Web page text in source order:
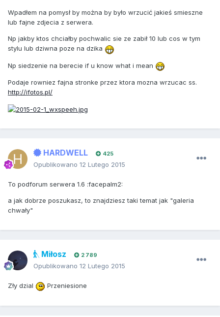
Wpadłem na pomysł by można by było wrzucić jakieś smieszne
lub fajne zdjecia z serwera.
Np jakby ktos chciałby pochwalic sie ze zabił 10 lub cos w tym
stylu lub dziwna poze na dzika
Np siedzenie na berecie if u know what i mean
Podaje rowniez fajna stronke przez ktora mozna wrzucac ss.
http://ifotos.pl/
HARDWELL 425
Opublikowano 12 Lutego 2015
To podforum serwera 1.6 :facepalm2:
a jak dobrze poszukasz, to znajdziesz taki temat jak "galeria
chwały"
Miłosz 2 789
Opublikowano 12 Lutego 2015
Zły dzial Przeniesione